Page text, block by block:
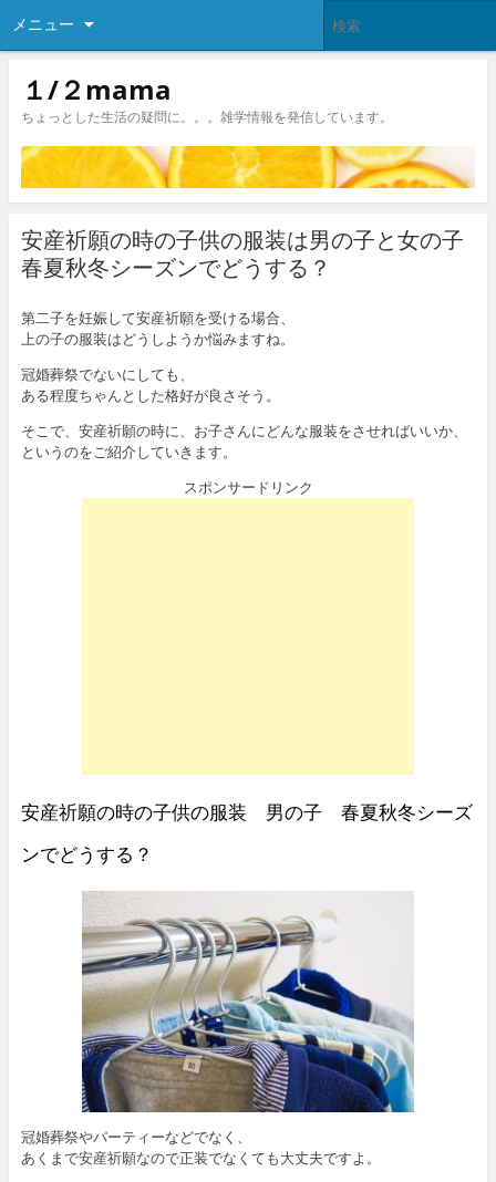
メニュー
１/２mama
ちょっとした生活の疑問に。。。雑学情報を発信しています。
安産祈願の時の子供の服装は男の子と女の子
春夏秋冬シーズンでどうする？
第二子を妊娠して安産祈願を受ける場合、
上の子の服装はどうしようか悩みますね。
冠婚葬祭でないにしても、
ある程度ちゃんとした格好が良さそう。
そこで、安産祈願の時に、お子さんにどんな服装をさせればいいか、
というのをご紹介していきます。
スポンサードリンク
安産祈願の時の子供の服装 男の子 春夏秋冬シーズ
ンでどうする？
冠婚葬祭やパーティーなどでなく、
あくまで安産祈願なので正装でなくても大丈夫ですよ。